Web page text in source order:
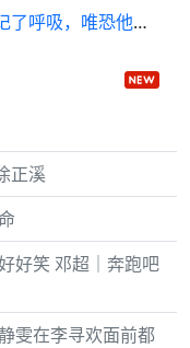
在他回首的瞬间，我紧张得几乎忘记了呼吸，唯恐他会不小心触碰到我.
正溪
好笑 邓超｜奔跑吧
雯在李寻欢面前都